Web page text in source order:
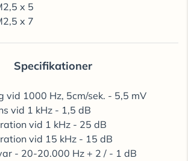
x 5
x 7
Specifikationer
vid 1000 Hz, 5cm/sek. - 5,5 mV
vid 1 kHz - 1,5 dB
vid 1 kHz - 25 dB
vid 15 kHz - 15 dB
- 20-20.000 Hz + 2 / - 1 dB